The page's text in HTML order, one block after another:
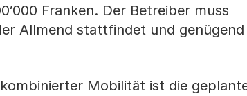
Franken. Der Betreiber muss
Allmend stattfindet und
Mobilität ist die